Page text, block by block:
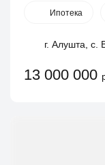
Ипотека
г. Алушта, с.
13 000 000